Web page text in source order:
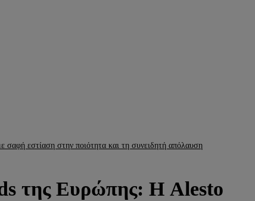
εστίαση στην ποιότητα και τη συνειδητή απόλαυση
της Ευρώπης: Η Alesto